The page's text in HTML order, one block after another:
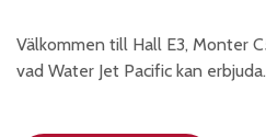
Välkommen till Hall E3, Monter
vad Water Jet Pacific kan erbjuda.